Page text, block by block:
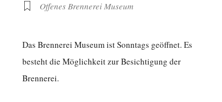
Offenes Brennerei Museum
Das Brennerei Museum ist Sonntags geöffnet. Es
besteht die Möglichkeit zur Besichtigung der
Brennerei.